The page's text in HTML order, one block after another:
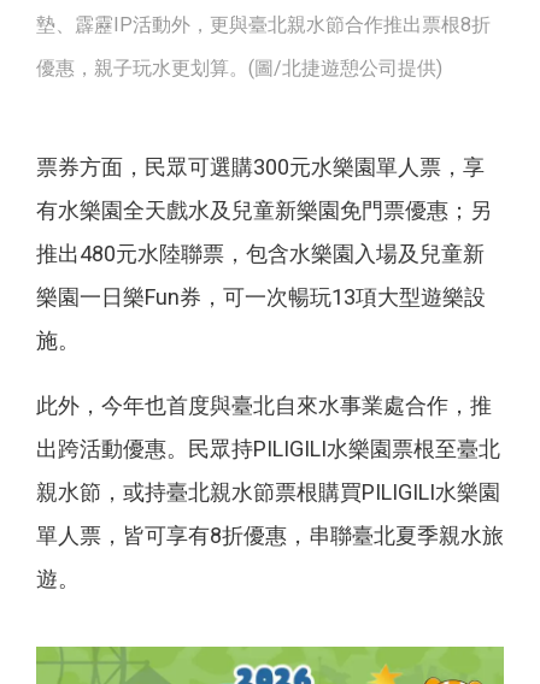
墊、霹靂IP活動外，更與臺北親水節合作推出票根8折
優惠，親子玩水更划算。(圖/北捷遊憩公司提供)
票券方面，民眾可選購300元水樂園單人票，享
有水樂園全天戲水及兒童新樂園免門票優惠；另
推出480元水陸聯票，包含水樂園入場及兒童新
樂園一日樂Fun券，可一次暢玩13項大型遊樂設
施。
此外，今年也首度與臺北自來水事業處合作，推
出跨活動優惠。民眾持PILIGILI水樂園票根至臺北
親水節，或持臺北親水節票根購買PILIGILI水樂園
單人票，皆可享有8折優惠，串聯臺北夏季親水旅
遊。